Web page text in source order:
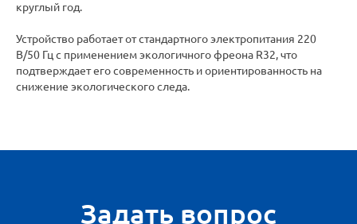
круглый год.
Устройство работает от стандартного электропитания 220
В/50 Гц с применением экологичного фреона R32, что
подтверждает его современность и ориентированность на
снижение экологического следа.
Задать вопрос